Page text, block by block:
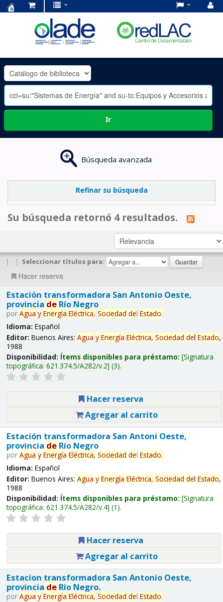
OLADE
-
Ir
Búsqueda avanzada
Refinar su búsqueda
Su búsqueda retornó 4 resultados.
| | Seleccionar títulos para:
Hacer reserva
Estación transformadora San Antonio Oeste,
provincia deRío Negro
por Agua y Energía Eléctrica, Sociedad del Estado.
Idioma: Español
Editor: Buenos Aires: Agua y Energía Eléctrica, Sociedad del Estado,
1988
Disponibilidad: Ítems disponibles para préstamo: Signatura
topográfica: 621.374.5/A282/v.2 (3).
Hacer reserva
Agregar al carrito
Estación transformadora San Antoni Oeste,
provincia deRío Negro
por Agua y Energía Eléctrica, Sociedad del Estado.
Idioma: Español
Editor: Buenos Aires: Agua y Energía Eléctrica, Sociedad del Estado,
1988
Disponibilidad: Ítems disponibles para préstamo: Signatura
topográfica: 621.374.5/A282/v.4 (1).
Hacer reserva
Agregar al carrito
Estacion transformadora San Antonio Oeste,
provincia deRío Negro.
por Agua y Energía Eléctrica, Sociedad del Estado.